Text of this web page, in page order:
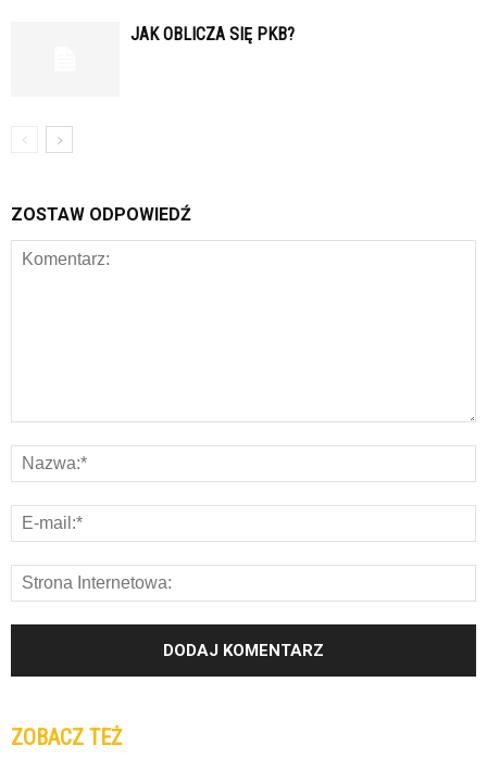
JAK OBLICZA SIĘ PKB?
ZOSTAW ODPOWIEDŹ
ZOBACZ TEŻ